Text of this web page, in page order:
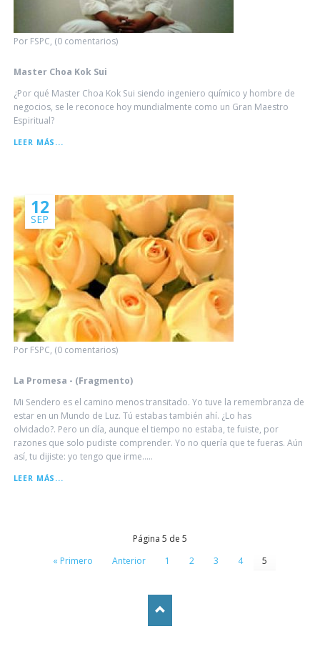
Por FSPC, (0 comentarios)
Master Choa Kok Sui
¿Por qué Master Choa Kok Sui siendo ingeniero químico y hombre de
negocios, se le reconoce hoy mundialmente como un Gran Maestro
Espiritual?
LEER MÁS...
Por FSPC, (0 comentarios)
12
SEP
La Promesa - (Fragmento)
Mi Sendero es el camino menos transitado. Yo tuve la remembranza de
estar en un Mundo de Luz. Tú estabas también ahí. ¿Lo has
olvidado?. Pero un día, aunque el tiempo no estaba, te fuiste, por
razones que solo pudiste comprender. Yo no quería que te fueras. Aún
así, tu dijiste: yo tengo que irme.....
LEER MÁS...
Página 5 de 5
« Primero
Anterior 1 2 3 4 5